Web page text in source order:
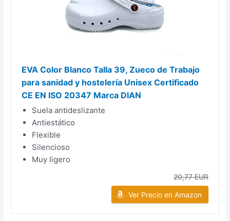
EVA Color Blanco Talla 39, Zueco de Trabajo
para sanidad y hostelería Unisex Certificado
CE EN ISO 20347 Marca DIAN
Suela antideslizante
Antiestático
Flexible
Silencioso
Muy ligero
20,77 EUR
Ver Precio en Amazon